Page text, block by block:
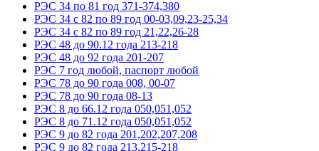
РЭС 34 по 81 год 371-374,380
РЭС 34 с 82 по 89 год 00-03,09,23-25,34
РЭС 34 с 82 по 89 год 21,22,26-28
РЭС 48 до 90.12 года 213-218
РЭС 48 до 92 года 201-207
РЭС 7 год любой, паспорт любой
РЭС 78 до 90 года 008, 00-07
РЭС 78 до 90 года 08-13
РЭС 8 до 66.12 года 050,051,052
РЭС 8 до 71.12 года 050,051,052
РЭС 9 до 82 года 201,202,207,208
РЭС 9 до 82 года 213,215-218